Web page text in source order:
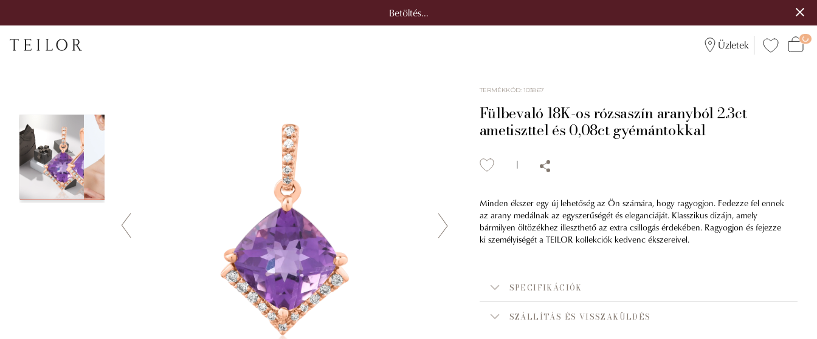
Betöltés...
Üzletek
TERMÉKKÓD:103867
Fülbevaló 18K-os rózsaszín aranyból 2.3ct
ametiszttel és 0,08ct gyémántokkal
Minden ékszer egy új lehetőség az Ön számára, hogy ragyogjon. Fedezze fel ennek
az arany medálnak az egyszerűségét és eleganciáját. Klasszikus dizájn, amely
bármilyen öltözékhez illeszthető az extra csillogás érdekében. Ragyogjon és fejezze
ki személyiségét a TEILOR kollekciók kedvenc ékszereivel.
SPECIFIKÁCIÓK
SZÁLLÍTÁS ÉS VISSZAKÜLDÉS